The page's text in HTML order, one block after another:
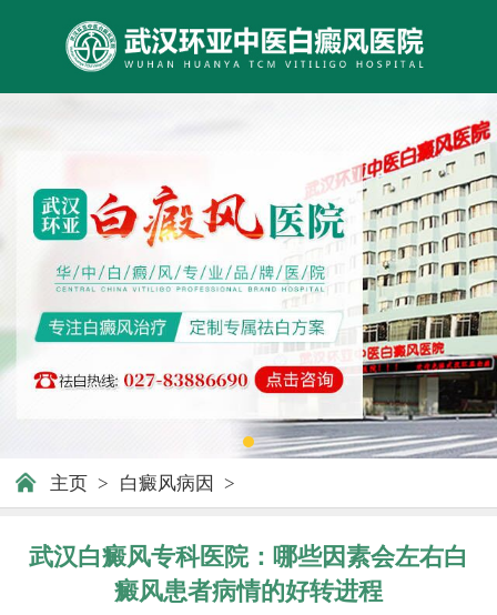
主页 > 白癜风病因 >
武汉白癜风专科医院：哪些因素会左右白
癜风患者病情的好转进程